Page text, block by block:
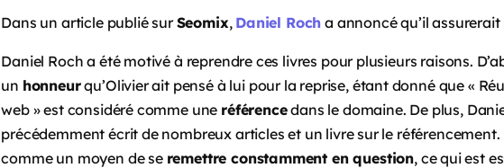
Dans un article publié surSeomix, Daniel Roch a annoncé qu’il assurerait
Daniel Roch a été motivé à reprendre ces livres pour plusieurs raisons.
un honneurqu’Olivier ait pensé à lui pour la reprise, étant donné que «
web » est considéré comme une référencedans le domaine. De plus,
précédemment écrit de nombreux articles et un livre sur le
comme un moyen de se remettre constamment en question, ce qui est